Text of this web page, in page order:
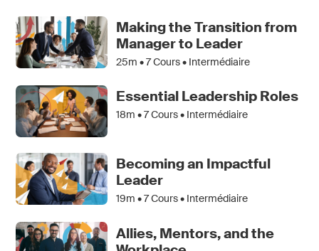
Making the Transition from
Manager to Leader
25m •7Cours • Intermédiaire
Essential Leadership Roles
18m •7Cours • Intermédiaire
Becoming an Impactful
Leader
19m •7Cours • Intermédiaire
Allies, Mentors, and the